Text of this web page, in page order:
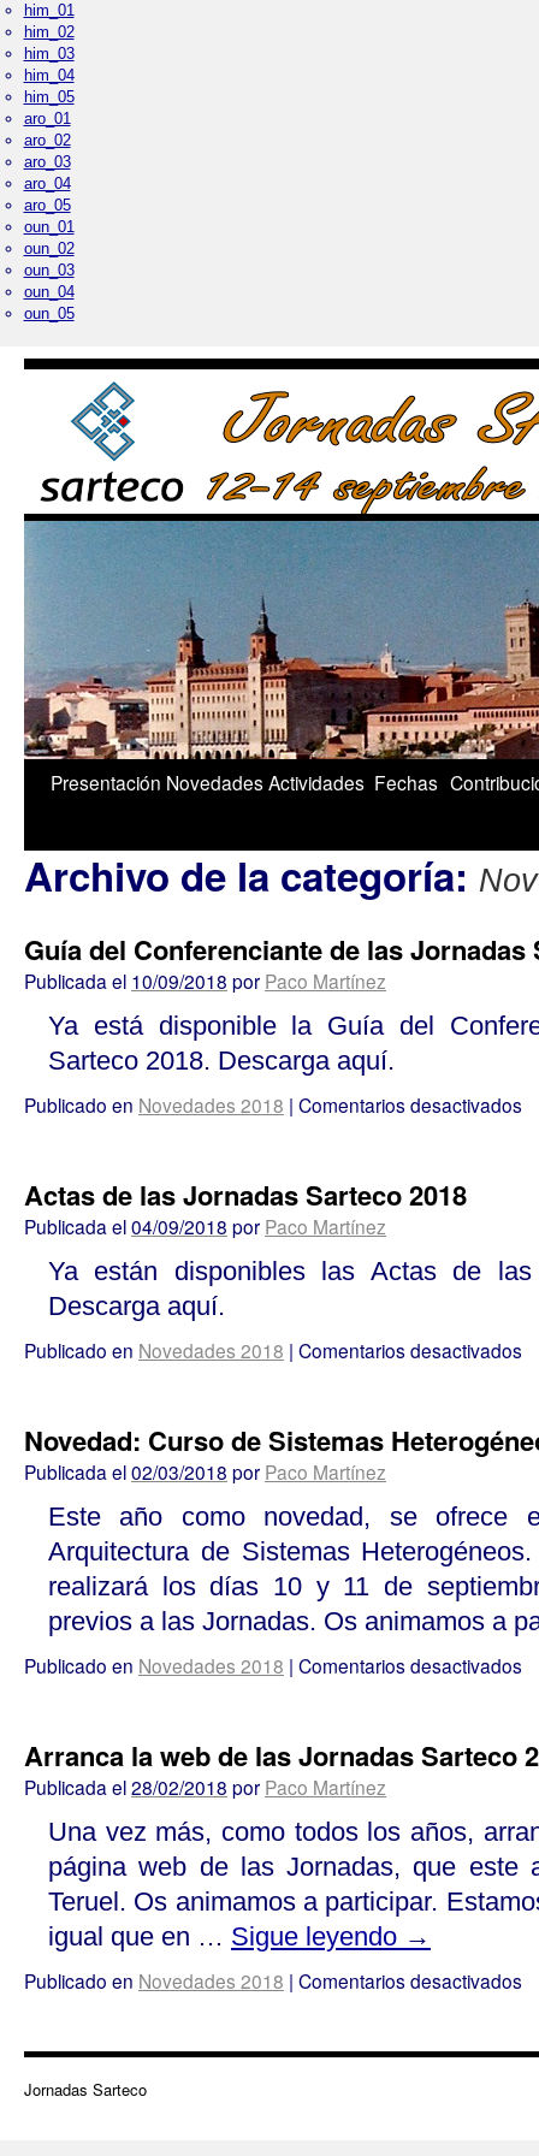
him_01
him_02
him_03
him_04
him_05
aro_01
aro_02
aro_03
aro_04
aro_05
oun_01
oun_02
oun_03
oun_04
oun_05
1/5
Palacio Real
Presentación NovedadesActividades Fechas
Archivo de la categoría:
Guía del Conferenciante de las Jornadas
Publicada el 10/09/2018 por Paco Martínez
Ya está disponible la Guía del
Sarteco 2018. Descarga aquí.
Publicado en Novedades 2018 | Comentarios desactivados
Actas de las Jornadas Sarteco 2018
Publicada el04/09/2018 por Paco Martínez
Ya están disponibles las Actas de
Descarga aquí.
Publicado en Novedades 2018 | Comentarios desactivados
Novedad: Curso de Sistemas
Publicada el02/03/2018 por Paco Martínez
Este año como novedad, se ofrece
Arquitectura de Sistemas
realizará los días 10 y 11 de
previos a las Jornadas. Os animamos a
Publicado en Novedades 2018 | Comentarios desactivados
Arranca la web de las Jornadas Sarteco
Publicada el28/02/2018 por Paco Martínez
Una vez más, como todos los años,
página web de las Jornadas, que este
Teruel. Os animamos a participar.
igual que en … Sigue leyendo →
Publicado en Novedades 2018 | Comentarios desactivados
Jornadas Sarteco